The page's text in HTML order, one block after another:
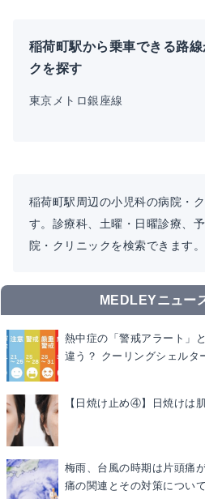
稲荷町駅から乗車できる路
クを探す
東京メトロ銀座線
稲荷町駅周辺の小児科の病院・
す。診療科、土曜・日曜診療、
院・クリニックを検索できます。
MEDLEYニュー
熱中症の「警戒アラート」
違う？ クーリングシェルタ
【日焼け止め④】日焼けは
梅雨、台風の時期は片頭痛
痛の関連とその対策について